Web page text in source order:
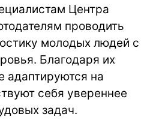
Центра
проводить
молодых людей с
Благодаря их
адаптируются на
себя увереннее
задач.